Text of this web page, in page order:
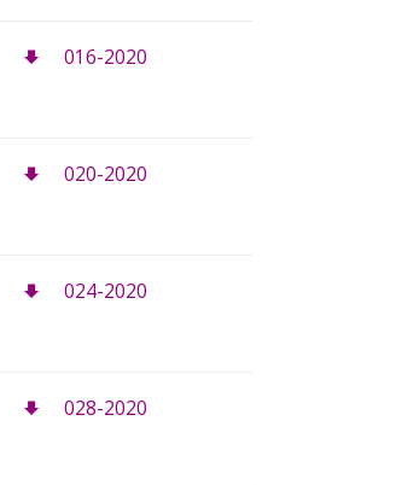
016-2020
020-2020
024-2020
028-2020